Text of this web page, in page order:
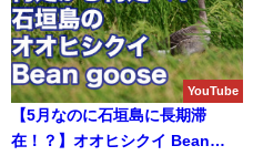
YouTube
【5月なのに石垣島に長期滞
在！？】オオヒシクイ Bean